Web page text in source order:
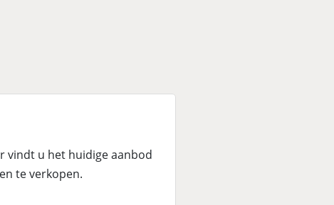
vindt u het huidige aanbod
te verkopen.